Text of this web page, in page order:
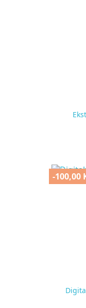
-100,00